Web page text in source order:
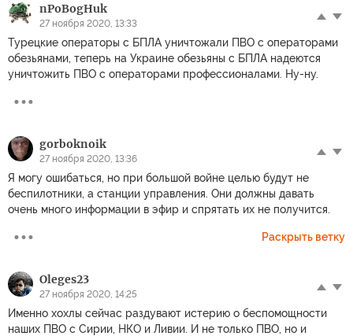
nPoBogHuk
27 ноября 2020, 13:33
Турецкие операторы с БПЛА уничтожали ПВО с операторами
обезьянами, теперь на Украине обезьяны с БПЛА надеются
уничтожить ПВО с операторами профессионалами. Ну-ну.
gorboknoik
27 ноября 2020, 13:36
Я могу ошибаться, но при большой войне целью будут не
беспилотники, а станции управления. Они должны давать
очень много информации в эфир и спрятать их не получится.
Раскрыть ветку
Oleges23
27 ноября 2020, 14:25
Именно хохлы сейчас раздувают истерию о беспомощности
наших ПВО с Сирии, НКО и Ливии. И не только ПВО, но и